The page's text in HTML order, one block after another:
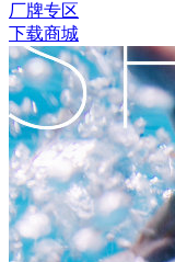
厂牌专区
下载商城